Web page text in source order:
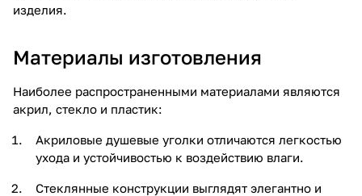
изделия.
Материалы изготовления
Наиболее распространенными материалами являются
акрил, стекло и пластик:
Акриловые душевые уголки отличаются легкостью
ухода и устойчивостью к воздействию влаги.
Стеклянные конструкции выглядят элегантно и